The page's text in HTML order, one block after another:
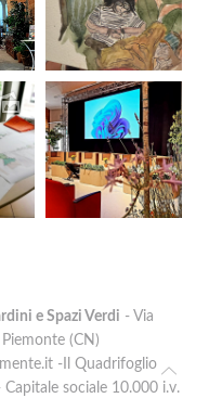
e Spazi Verdi - Via
(CN)
-Il Quadrifoglio
sociale 10.000 i.v.